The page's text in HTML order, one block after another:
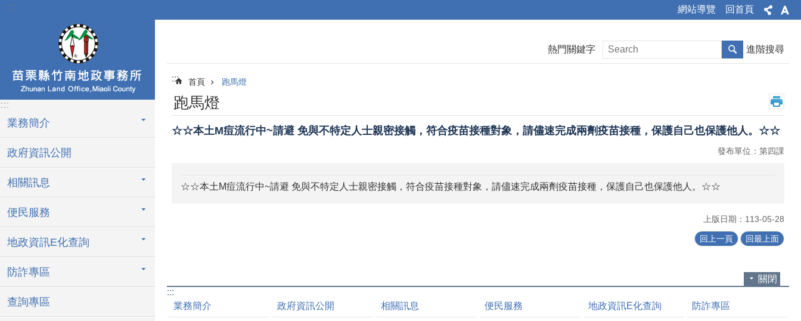
跳到主要內容區塊
::: 網站導覽 回首頁
:::
業務簡介
政府資訊公開
相關訊息
便民服務
地政資訊E化查詢
防詐專區
查詢專區
熱門關鍵字 進階搜尋
::: 首頁 跑馬燈
跑馬燈
☆☆本土M痘流行中~請避 免與不特定人士親密接觸，符合疫苗接種對象，請儘速完成兩劑疫苗接種，保護自己也保護他人。☆☆
發布單位：第四課
☆☆本土M痘流行中~請避 免與不特定人士親密接觸，符合疫苗接種對象，請儘速完成兩劑疫苗接種，保護自己也保護他人。☆☆
上版日期：113-05-28
回上一頁 回最上面
關閉
:::
業務簡介
政府資訊公開 相關訊息 便民服務 地政資訊E化查詢 防詐專區